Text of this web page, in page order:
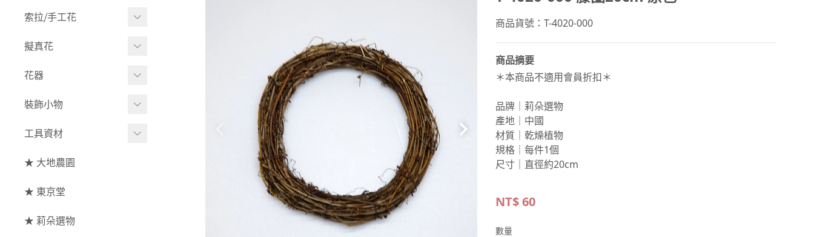
多色組合
- 其他
玫瑰
大玫瑰
- 迷你玫瑰
索拉⧸手工花
索拉花(有花莖)
- 莉朵獨家水染
- 大地農園
索拉花(僅花頭)
原色
擬真花
盆栽⧸成品
綜合花束
葉材⧸藤蔓
枝條
果實
花器
小型花器
中大型花器
捧花架⧸吊架
藤圈⧸注連繩
裝飾小物
裝飾⧸擺飾
花插
工具資材
工具⧸型錄
資材
★ 大地農園
★ 東京堂
★ 莉朵選物
商品貨號：T-4020-000
商品摘要
＊本商品不適用會員折扣＊
品牌｜莉朵選物
產地｜中國
材質｜乾燥植物
規格｜每件1個
尺寸｜直徑約20cm
NT$60
數量